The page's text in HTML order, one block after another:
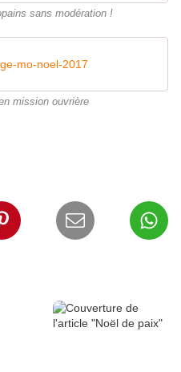
sans modération !
mo-noel-2017
mission ouvrière